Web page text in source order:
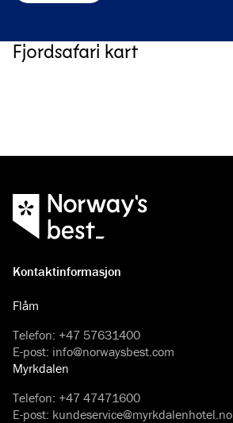
Fjordsafari kart
Kontaktinformasjon
Flåm
Telefon: +47 57631400
E-post: info@norwaysbest.com
Myrkdalen
Telefon: +47 47471600
E-post: kundeservice@myrkdalenhotel.no